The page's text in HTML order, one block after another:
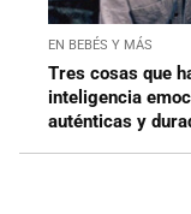
EN BEBÉS Y MÁS
Tres cosas que
inteligencia
auténticas y